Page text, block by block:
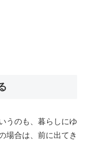
うのも、暮らしにゆ
場合は、前に出てき